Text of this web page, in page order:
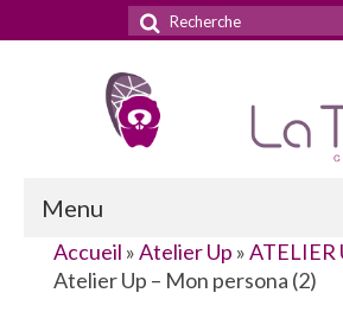
Rechercher
:
Menu
Accueil
Accueil »Atelier Up »ATELIER
Atelier Up – Mon persona (2)